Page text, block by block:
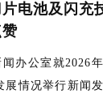
电池及闪充
办公室就2026
展情况举行新闻